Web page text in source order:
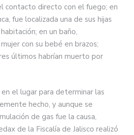
contacto directo con el fuego; en
fue localizada una de sus hijas
en un baño,
con su bebé en brazos;
últimos habrían muerto por
el lugar para determinar las
hecho, y aunque se
de gas fue la causa,
de la Fiscalía de Jalisco realizó